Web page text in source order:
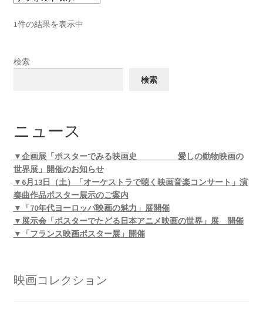
1件の結果を表示中
検索
検索
ニュース
▼企画展「ポスターでみる映画史 愛しの動物映画の
世界展」開催のお知らせ
▼6月13日（土）「オーケストラで聴く映画音楽コンサート」演
奏曲作品ポスター展示のご案内
▼「70年代ヨーロッパ映画の魅力」展開催
▼展示会「ポスターでたどる日本アニメ映画の世界」展 開催
▼「フランス映画ポスター展」開催
映画コレクション